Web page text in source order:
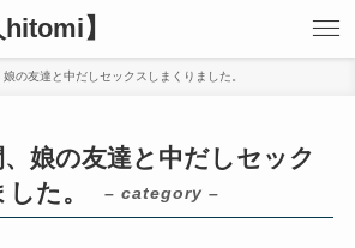
】
の友達と中だしセックスしまくりました。
娘の友達と中だしセック
た。
– category –